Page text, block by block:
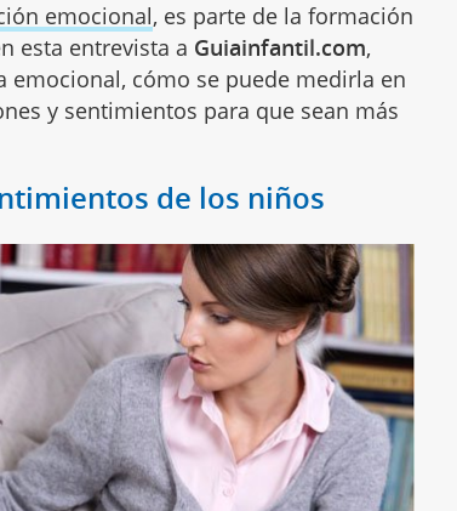
emocional, es parte de la formación
esta entrevista a Guiainfantil.com,
emocional, cómo se puede medirla en
y sentimientos para que sean más
de los niños